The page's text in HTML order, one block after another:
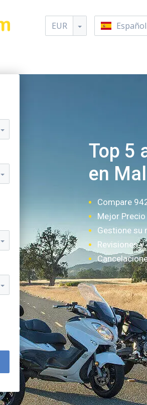
EUR Español
Top 5
en
Compare
Mejor
Gestione su
Revisiones